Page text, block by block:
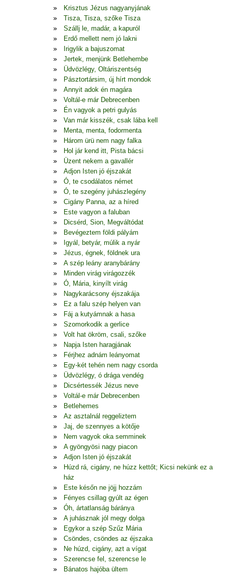
Krisztus Jézus nagyanyjának
Tisza, Tisza, szőke Tisza
Szállj le, madár, a kapuról
Erdő mellett nem jó lakni
Irigylik a bajuszomat
Jertek, menjünk Betlehembe
Üdvözlégy, Oltáriszentség
Pásztortársim, új hírt mondok
Annyit adok én magára
Voltál-e már Debrecenben
Én vagyok a petri gulyás
Van már kisszék, csak lába kell
Menta, menta, fodormenta
Három ürü nem nagy falka
Hol jár kend itt, Pista bácsi
Üzent nekem a gavallér
Adjon Isten jó éjszakát
Ó, te csodálatos német
Ó, te szegény juhászlegény
Cigány Panna, az a híred
Este vagyon a faluban
Dicsérd, Sion, Megváltódat
Bevégeztem földi pályám
Igyál, betyár, múlik a nyár
Jézus, égnek, földnek ura
A szép leány aranybárány
Minden virág virágozzék
Ó, Mária, kinyílt virág
Nagykarácsony éjszakája
Ez a falu szép helyen van
Fáj a kutyámnak a hasa
Szomorkodik a gerlice
Volt hat ökröm, csali, szőke
Napja Isten haragjának
Férjhez adnám leányomat
Egy-két tehén nem nagy csorda
Üdvözlégy, ó drága vendég
Dicsértessék Jézus neve
Voltál-e már Debrecenben
Betlehemes
Az asztalnál reggeliztem
Jaj, de szennyes a kötője
Nem vagyok oka semminek
A gyöngyösi nagy piacon
Adjon Isten jó éjszakát
Húzd rá, cigány, ne húzz kettőt; Kicsi nekünk ez a
ház
Este későn ne jöjj hozzám
Fényes csillag gyúlt az égen
Óh, ártatlanság báránya
A juhásznak jól megy dolga
Egykor a szép Szűz Mária
Csöndes, csöndes az éjszaka
Ne húzd, cigány, azt a vígat
Szerencse fel, szerencse le
Bánatos hajóba ültem